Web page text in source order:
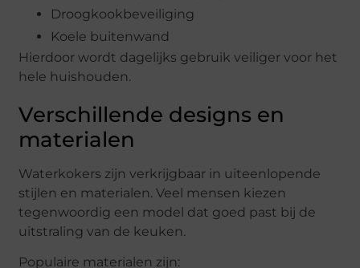
Droogkookbeveiliging
Koele buitenwand
Hierdoor wordt dagelijks gebruik veiliger voor het
hele huishouden.
Verschillende designs en
materialen
Waterkokers zijn verkrijgbaar in uiteenlopende
stijlen en materialen. Veel mensen kiezen
tegenwoordig een model dat goed past bij de
uitstraling van de keuken.
Populaire materialen zijn: